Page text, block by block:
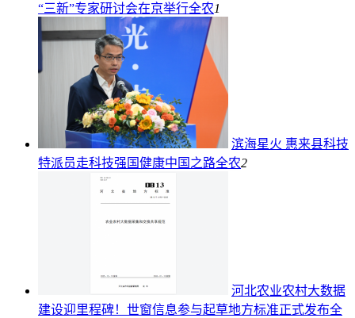
“三新”专家研讨会在京举行全农1
滨海星火 惠来县科技
特派员走科技强国健康中国之路全农2
河北农业农村大数据
建设迎里程碑！世窗信息参与起草地方标准正式发布全